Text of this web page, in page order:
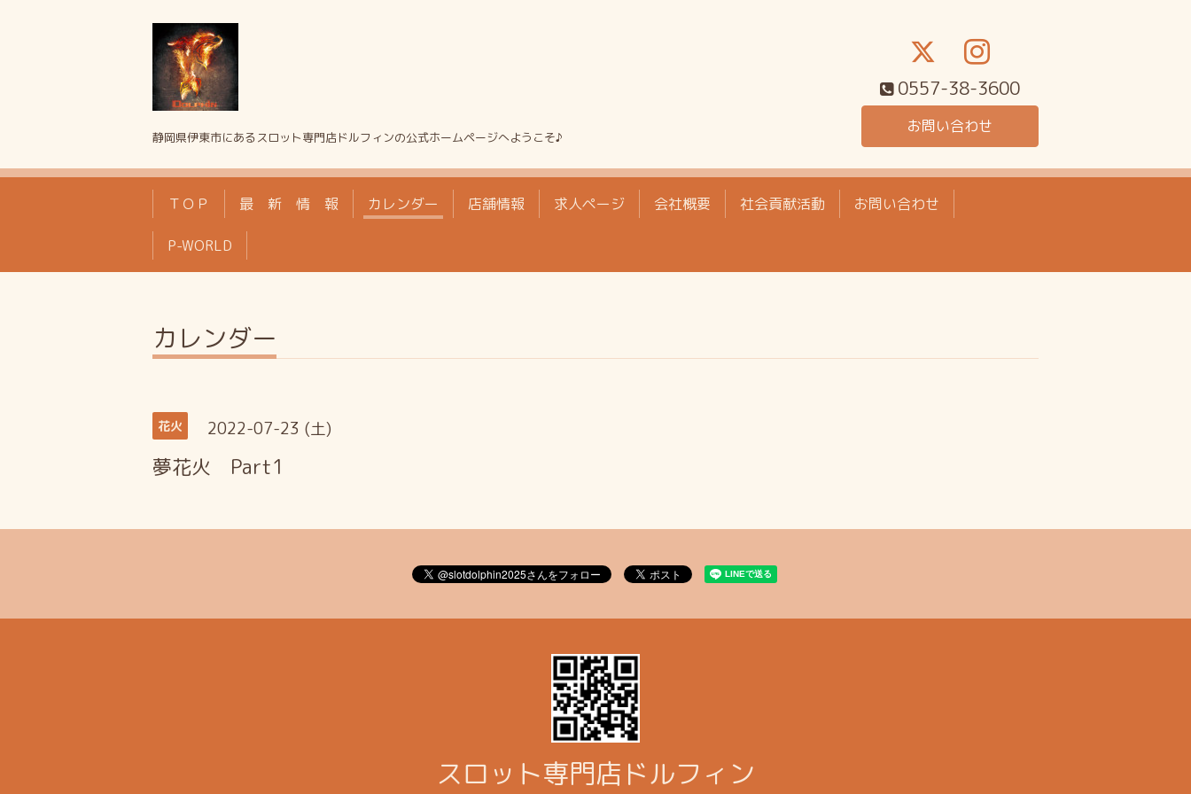
静岡県伊東市にあるスロット専門店ドルフィンの公式ホームページへようこそ♪
0557-38-3600
お問い合わせ
ＴＯＰ 最 新 情 報 カレンダー 店舗情報 求人ページ 会社概要 社会貢献活動 お問い合わせ
P-WORLD
カレンダー
花火 2022-07-23 (土)
夢花火 Part1
スロット専門店ドルフィン